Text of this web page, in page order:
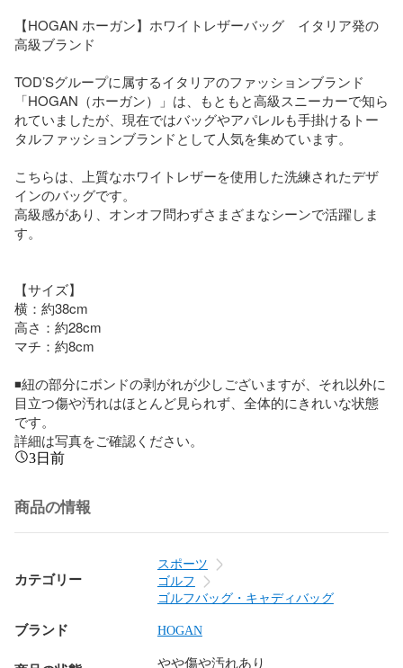
【HOGAN ホーガン】ホワイトレザーバッグ　イタリア発の
高級ブランド
TOD’Sグループに属するイタリアのファッションブランド
「HOGAN（ホーガン）」は、もともと高級スニーカーで知ら
れていましたが、現在ではバッグやアパレルも手掛けるトー
タルファッションブランドとして人気を集めています。
こちらは、上質なホワイトレザーを使用した洗練されたデザ
インのバッグです。
高級感があり、オンオフ問わずさまざまなシーンで活躍しま
す。
【サイズ】
横：約38cm
高さ：約28cm
マチ：約8cm
◾️紐の部分にボンドの剥がれが少しございますが、それ以外に
目立つ傷や汚れはほとんど見られず、全体的にきれいな状態
です。
詳細は写真をご確認ください。
3日前
商品の情報
カテゴリー
スポーツ
ゴルフ
ゴルフバッグ・キャディバッグ
ブランド HOGAN
やや傷や汚れあり